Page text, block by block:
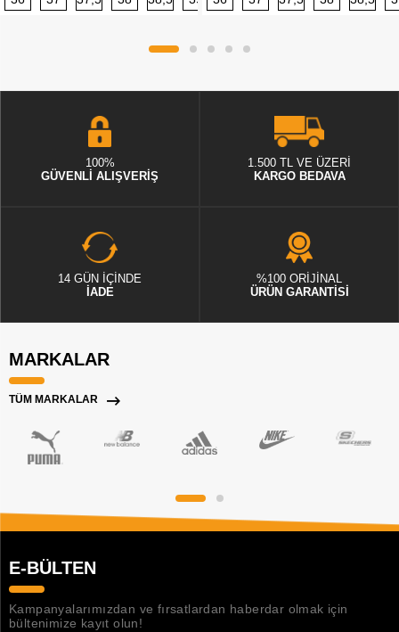
100%
GÜVENLİ ALIŞVERİŞ
1.500 TL VE ÜZERİ
KARGO BEDAVA
14 GÜN İÇİNDE
İADE
%100 ORİJİNAL
ÜRÜN GARANTİSİ
MARKALAR
TÜM MARKALAR
E-BÜLTEN
Kampanyalarımızdan ve fırsatlardan haberdar olmak için
bültenimize kayıt olun!